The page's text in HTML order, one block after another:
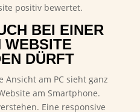
positiv bewertet.
BEI EINER
WEBSITE
DÜRFT
Ansicht am PC sieht ganz
am Smartphone.
Eine responsive